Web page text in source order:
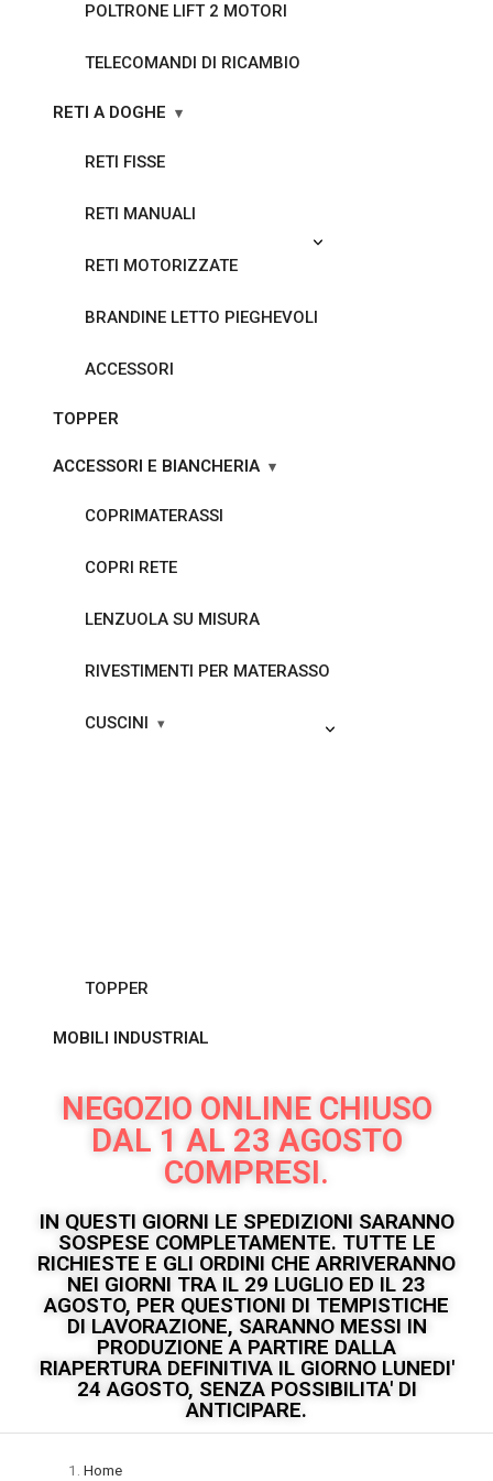
POLTRONE LIFT 2 MOTORI
TELECOMANDI DI RICAMBIO
RETI A DOGHE
RETI FISSE
RETI MANUALI
RETI MOTORIZZATE
BRANDINE LETTO PIEGHEVOLI
ACCESSORI
TOPPER
ACCESSORI E BIANCHERIA
COPRIMATERASSI
COPRI RETE
LENZUOLA SU MISURA
RIVESTIMENTI PER MATERASSO
CUSCINI
TOPPER
MOBILI INDUSTRIAL
NEGOZIO ONLINE CHIUSO
DAL 1 AL 23 AGOSTO
COMPRESI.
IN QUESTI GIORNI LE SPEDIZIONI SARANNO
SOSPESE COMPLETAMENTE. TUTTE LE
RICHIESTE E GLI ORDINI CHE ARRIVERANNO
NEI GIORNI TRA IL 29 LUGLIO ED IL 23
AGOSTO, PER QUESTIONI DI TEMPISTICHE
DI LAVORAZIONE, SARANNO MESSI IN
PRODUZIONE A PARTIRE DALLA
RIAPERTURA DEFINITIVA IL GIORNO LUNEDI'
24 AGOSTO, SENZA POSSIBILITA' DI
ANTICIPARE.
Home